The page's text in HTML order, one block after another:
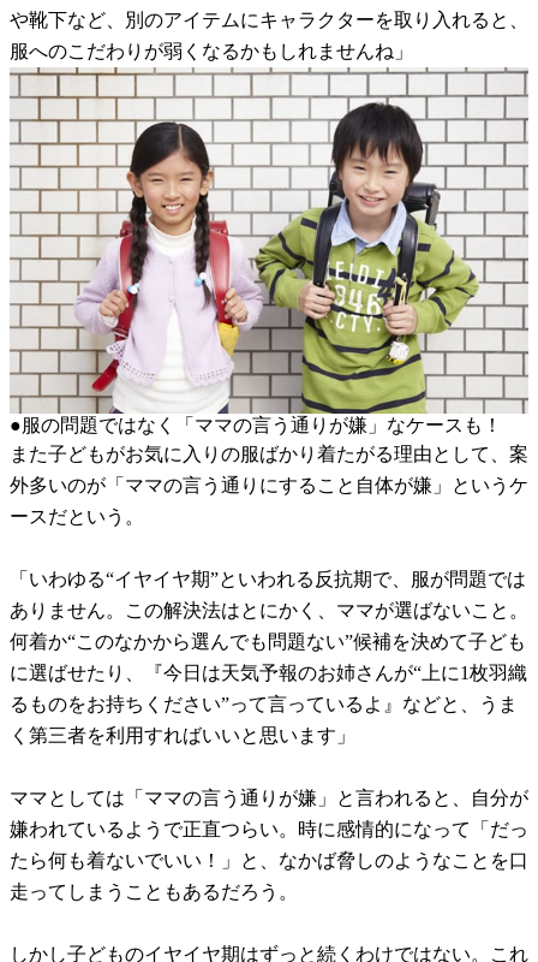
や靴下など、別のアイテムにキャラクターを取り入れると、
服へのこだわりが弱くなるかもしれませんね」
●服の問題ではなく「ママの言う通りが嫌」なケースも！
また子どもがお気に入りの服ばかり着たがる理由として、案
外多いのが「ママの言う通りにすること自体が嫌」というケ
ースだという。
「いわゆる“イヤイヤ期”といわれる反抗期で、服が問題では
ありません。この解決法はとにかく、ママが選ばないこと。
何着か“このなかから選んでも問題ない”候補を決めて子ども
に選ばせたり、『今日は天気予報のお姉さんが“上に1枚羽織
るものをお持ちください”って言っているよ』などと、うま
く第三者を利用すればいいと思います」
ママとしては「ママの言う通りが嫌」と言われると、自分が
嫌われているようで正直つらい。時に感情的になって「だっ
たら何も着ないでいい！」と、なかば脅しのようなことを口
走ってしまうこともあるだろう。
しかし子どものイヤイヤ期はずっと続くわけではない。これ